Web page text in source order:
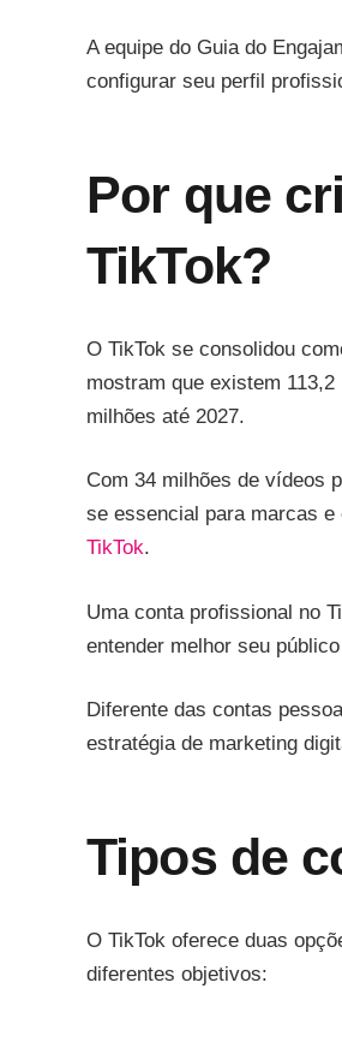
A equipe do Guia do
configurar seu perfil
Por que
TikTok?
O TikTok se consolidou
mostram que existem
milhões até 2027.
Com 34 milhões de vídeos
se essencial para marcas
TikTok.
Uma conta profissional no
entender melhor seu
Diferente das contas
estratégia de marketing
Tipos de
O TikTok oferece duas
diferentes objetivos: